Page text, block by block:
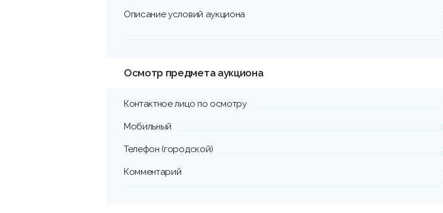
Описание условий аукциона
Осмотр предмета аукциона
Контактное лицо по осмотру
Мобильный
Телефон (городской)
Комментарий